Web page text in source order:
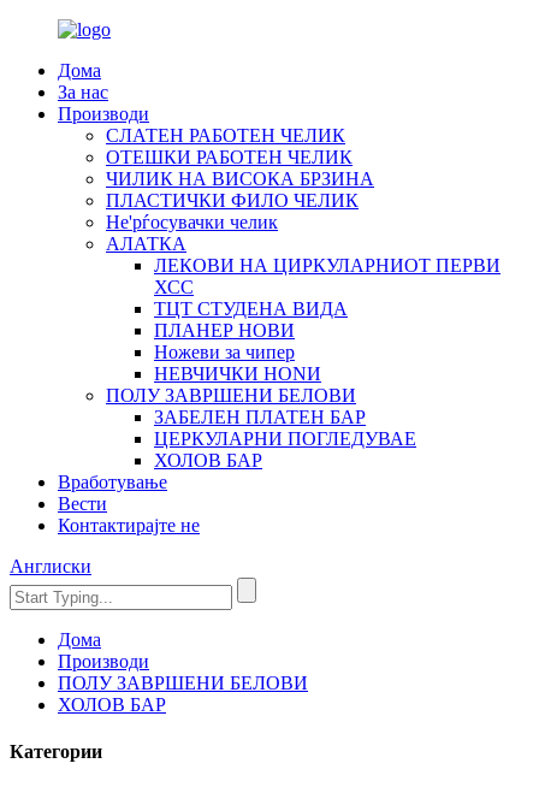
Дома
За нас
Производи
СЛАТЕН РАБОТЕН ЧЕЛИК
OTЕШКИ РАБОТЕН ЧЕЛИК
ЧИЛИК НА ВИСОКА БРЗИНА
ПЛАСТИЧКИ ФИЛО ЧЕЛИК
Не'рѓосувачки челик
АЛАТКА
ЛЕКОВИ НА ЦИРКУЛАРНИОТ ПЕРВИ
ХСС
ТЦТ СТУДЕНА ВИДА
ПЛАНЕР НОВИ
Ножеви за чипер
НЕВЧИЧКИ НОNИ
ПОЛУ ЗАВРШЕНИ БЕЛОВИ
ЗАБЕЛЕН ПЛАТЕН БАР
ЦЕРКУЛАРНИ ПОГЛЕДУВАЕ
ХОЛОВ БАР
Вработување
Вести
Контактирајте не
Англиски
Дома
Производи
ПОЛУ ЗАВРШЕНИ БЕЛОВИ
ХОЛОВ БАР
Категории